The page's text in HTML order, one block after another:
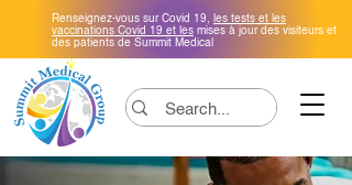
Renseignez-vous sur Covid 19, les tests et les
vaccinations Covid 19 et les mises à jour des visiteurs et
des patients de Summit Medical